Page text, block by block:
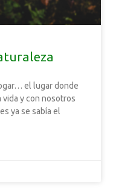
el lugar donde
y con nosotros
ya se sabía el